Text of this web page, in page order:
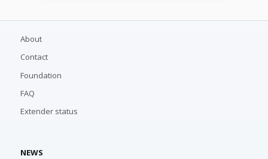
About
Contact
Foundation
FAQ
Extender status
NEWS